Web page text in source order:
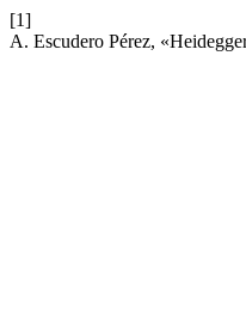
[1]
A. Escudero Pérez,